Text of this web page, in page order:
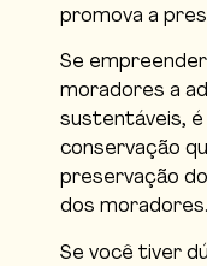
promova a
Se
moradores a
sustentáveis, é
conservação
preservação
dos moradores.
Se você tiver